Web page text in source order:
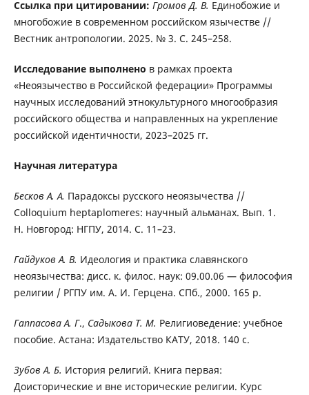
Ссылка при цитировании: Громов Д. В. Единобожие и
многобожие в современном российском язычестве //
Вестник антропологии. 2025. № 3. С. 245–258.
Исследование выполнено в рамках проекта
«Неоязычество в Российской федерации» Программы
научных исследований этнокультурного многообразия
российского общества и направленных на укрепление
российской идентичности, 2023–2025 гг.
Научная литература
Бесков А. А. Парадоксы русского неоязычества //
Colloquium heptaplomeres: научный альманах. Вып. 1.
Н. Новгород: НГПУ, 2014. С. 11–23.
Гайдуков А. В. Идеология и практика славянского
неоязычества: дисс. к. филос. наук: 09.00.06 — философия
религии / РГПУ им. А. И. Герцена. СПб., 2000. 165 p.
Гаппасова А. Г., Садыкова Т. М. Религиоведение: учебное
пособие. Астана: Издательство КАТУ, 2018. 140 с.
Зубов А. Б. История религий. Книга первая:
Доисторические и вне исторические религии. Курс